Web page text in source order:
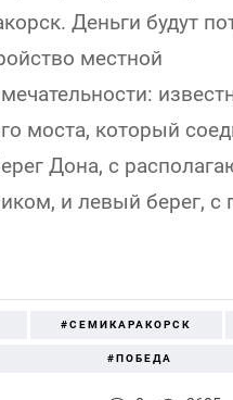
Деньги будут
местной
моста, который
Дона, с
и левый берег, с
#СЕМИКАРАКОРСК
#ПОБЕДА